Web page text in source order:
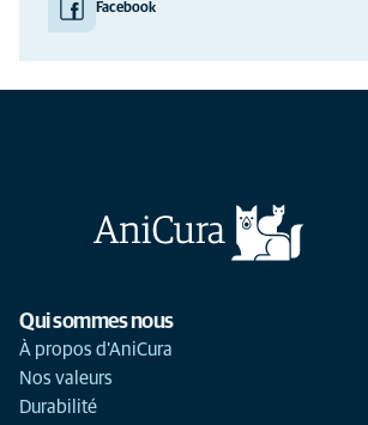
Facebook
Qui sommes nous
À propos d'AniCura
Nos valeurs
Durabilité